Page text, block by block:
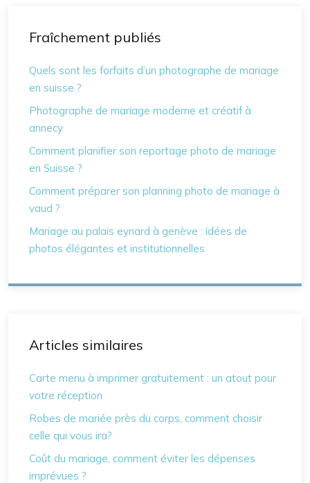
Fraîchement publiés
Quels sont les forfaits d’un photographe de mariage
en suisse ?
Photographe de mariage moderne et créatif à
annecy
Comment planifier son reportage photo de mariage
en Suisse ?
Comment préparer son planning photo de mariage à
vaud ?
Mariage au palais eynard à genève : idées de
photos élégantes et institutionnelles
Articles similaires
Carte menu à imprimer gratuitement : un atout pour
votre réception
Robes de mariée près du corps, comment choisir
celle qui vous ira?
Coût du mariage, comment éviter les dépenses
imprévues ?